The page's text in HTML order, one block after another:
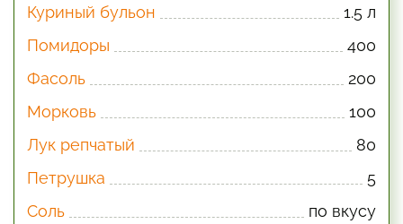
Куриный бульон
1.5 л
Помидоры
400
Фасоль
200
Морковь
100
Лук репчатый
80
Петрушка
5
Соль
по вкусу